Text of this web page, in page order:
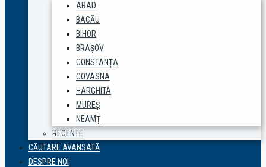
ARAD
BACĂU
BIHOR
BRAȘOV
CONSTANȚA
COVASNA
HARGHITA
MUREȘ
NEAMȚ
RECENTE
CĂUTARE AVANSATĂ
DESPRE NOI